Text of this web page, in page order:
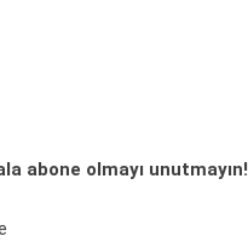
abone olmayı unutmayın!